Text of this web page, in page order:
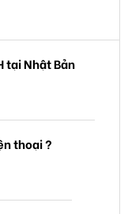
tại Nhật Bản
thoại ?